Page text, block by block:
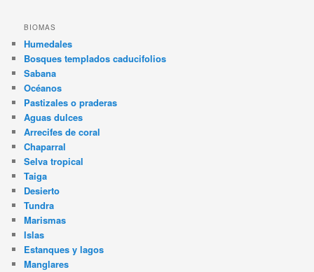
BIOMAS
Humedales
Bosques templados caducifolios
Sabana
Océanos
Pastizales o praderas
Aguas dulces
Arrecifes de coral
Chaparral
Selva tropical
Taiga
Desierto
Tundra
Marismas
Islas
Estanques y lagos
Manglares